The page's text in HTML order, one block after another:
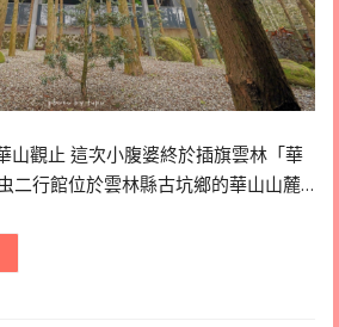
山觀止 這次小腹婆終於插旗雲林「華
二行館位於雲林縣古坑鄉的華山山麓…